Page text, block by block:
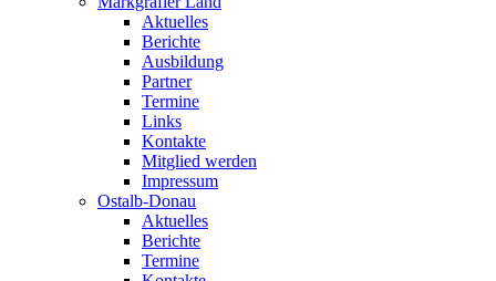
Aktuelles
Berichte
Ausbildung
Partner
Termine
Links
Kontakte
Mitglied werden
Impressum
Ostalb-Donau
Aktuelles
Berichte
Termine